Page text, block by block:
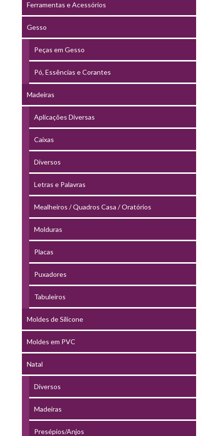
Ferramentas e Acessórios
Gesso
Peças em Gesso
Pó, Essências e Corantes
Madeiras
Aplicações Diversas
Caixas
Diversos
Letras e Palavras
Mealheiros / Quadros Casa / Oratórios
Molduras
Placas
Puxadores
Tabuleiros
Moldes de Silicone
Moldes em PVC
Natal
Diversos
Madeiras
Presépios/Anjos